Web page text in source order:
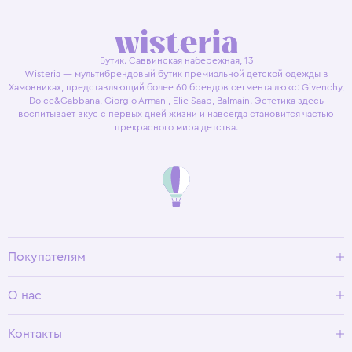
Бутик. Саввинская набережная, 13
Wisteria — мультибрендовый бутик премиальной детской одежды в
Хамовниках, представляющий более 60 брендов сегмента люкс: Givenchy,
Dolce&Gabbana, Giorgio Armani, Elie Saab, Balmain. Эстетика здесь
воспитывает вкус с первых дней жизни и навсегда становится частью
прекрасного мира детства.
Покупателям
Условия возврата
О нас
Программа лояльности
Контакты